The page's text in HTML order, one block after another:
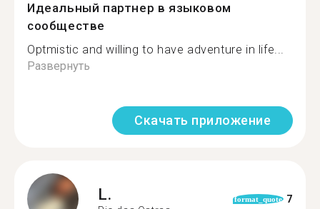
Идеальный партнер в языковом
сообществе
Optmistic and willing to have adventure in life...
Развернуть
Скачать приложение
L. format_quote 7